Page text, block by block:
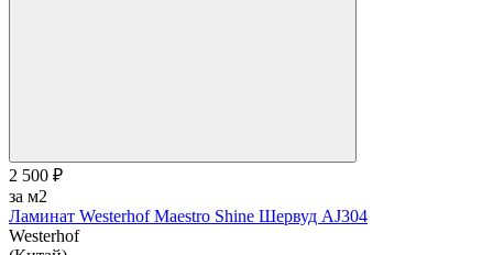
2 500 ₽
за м2
Ламинат Westerhof Maestro Shine Шервуд AJ304
Westerhof